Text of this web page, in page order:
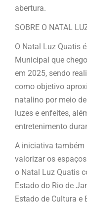
abertura.
SOBRE O NATAL
O Natal Luz Quatis
Municipal que
em 2025, sendo
como objetivo
natalino por meio
luzes e enfeites,
entretenimento
A iniciativa
valorizar os
o Natal Luz Quatis
Estado do Rio de
Estado de Cultura e